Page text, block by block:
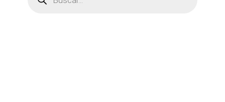
productos